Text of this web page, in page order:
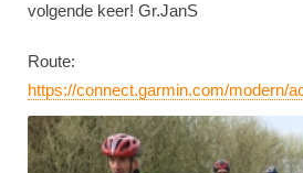
volgende keer! Gr.JanS
Route:
https://connect.garmin.com/modern/